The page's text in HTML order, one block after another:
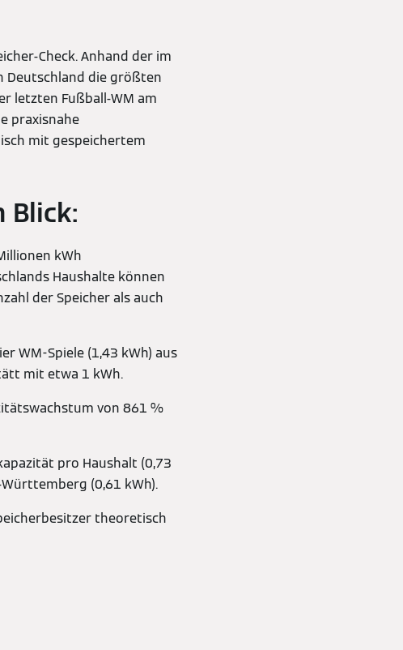
Check. Anhand der im
Deutschland die größten
letzten Fußball-WM am
praxisnahe
mit gespeichertem
Blick:
kWh
Haushalte können
der Speicher als auch
WM-Spiele (1,43 kWh) aus
mit etwa 1 kWh.
von 861 %
pro Haushalt (0,73
(0,61 kWh).
theoretisch